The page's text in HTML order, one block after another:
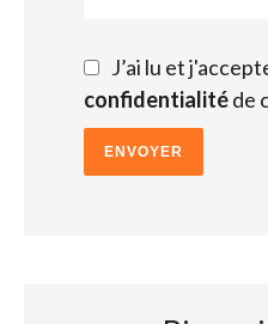
J’ai lu et
confidentialitéde
ENVOYER